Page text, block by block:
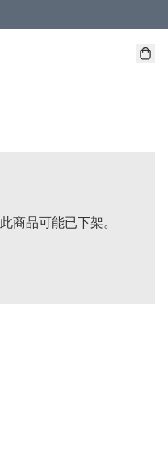
商品可能已下架。